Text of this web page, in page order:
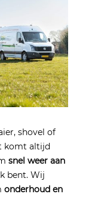
shovel of
komt altijd
snel weer aan
bent. Wij
onderhoud en